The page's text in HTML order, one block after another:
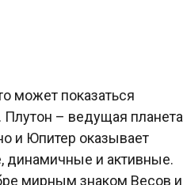
может показаться
Плутон – ведущая планета
и Юпитер оказывает
динамичные и активные.
мирным знаком Весов и